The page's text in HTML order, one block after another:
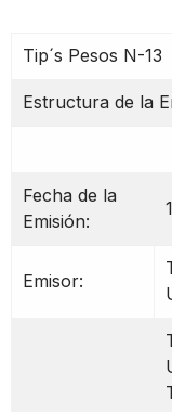
Tip´s Pesos N-13
Estructura de la
Fecha de la
Emisión:
Emisor: